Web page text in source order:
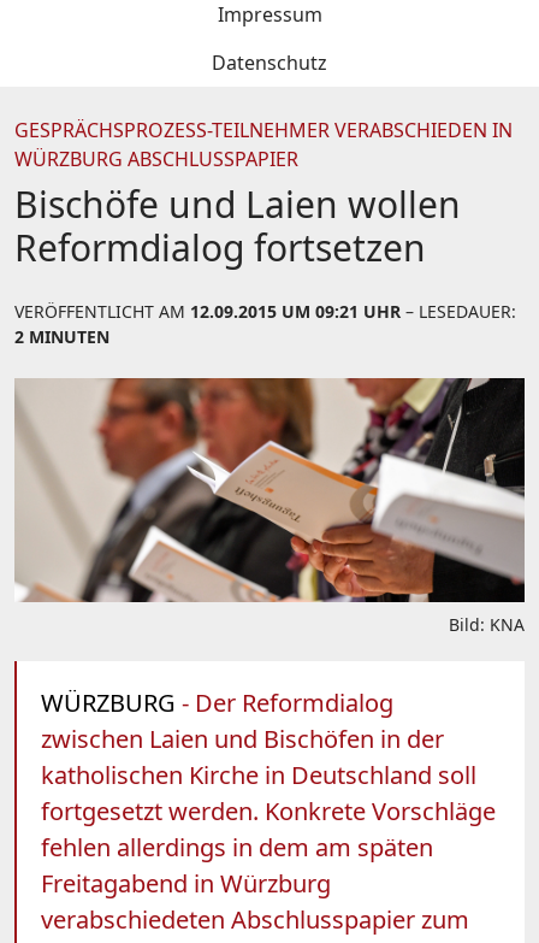
Impressum
Datenschutz
GESPRÄCHSPROZESS-TEILNEHMER VERABSCHIEDEN IN
WÜRZBURG ABSCHLUSSPAPIER
Bischöfe und Laien wollen
Reformdialog fortsetzen
VERÖFFENTLICHT AM 12.09.2015 UM 09:21 UHR – LESEDAUER:
2 MINUTEN
Bild: KNA
WÜRZBURG - Der Reformdialog
zwischen Laien und Bischöfen in der
katholischen Kirche in Deutschland soll
fortgesetzt werden. Konkrete Vorschläge
fehlen allerdings in dem am späten
Freitagabend in Würzburg
verabschiedeten Abschlusspapier zum